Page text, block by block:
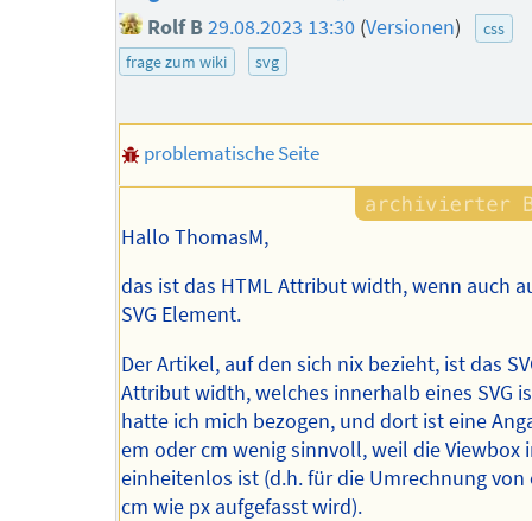
Rolf B 29.08.2023 13:30 (Versionen)
css
frage zum wiki
svg
problematische Seite
Hallo ThomasM,
das ist das HTML Attribut width, wenn auch
SVG Element.
Der Artikel, auf den sich nix bezieht, ist das
Attribut width, welches innerhalb eines SVG
hatte ich mich bezogen, und dort ist eine
em oder cm wenig sinnvoll, weil die Viewbox
einheitenlos ist (d.h. für die Umrechnung von
cm wie px aufgefasst wird).